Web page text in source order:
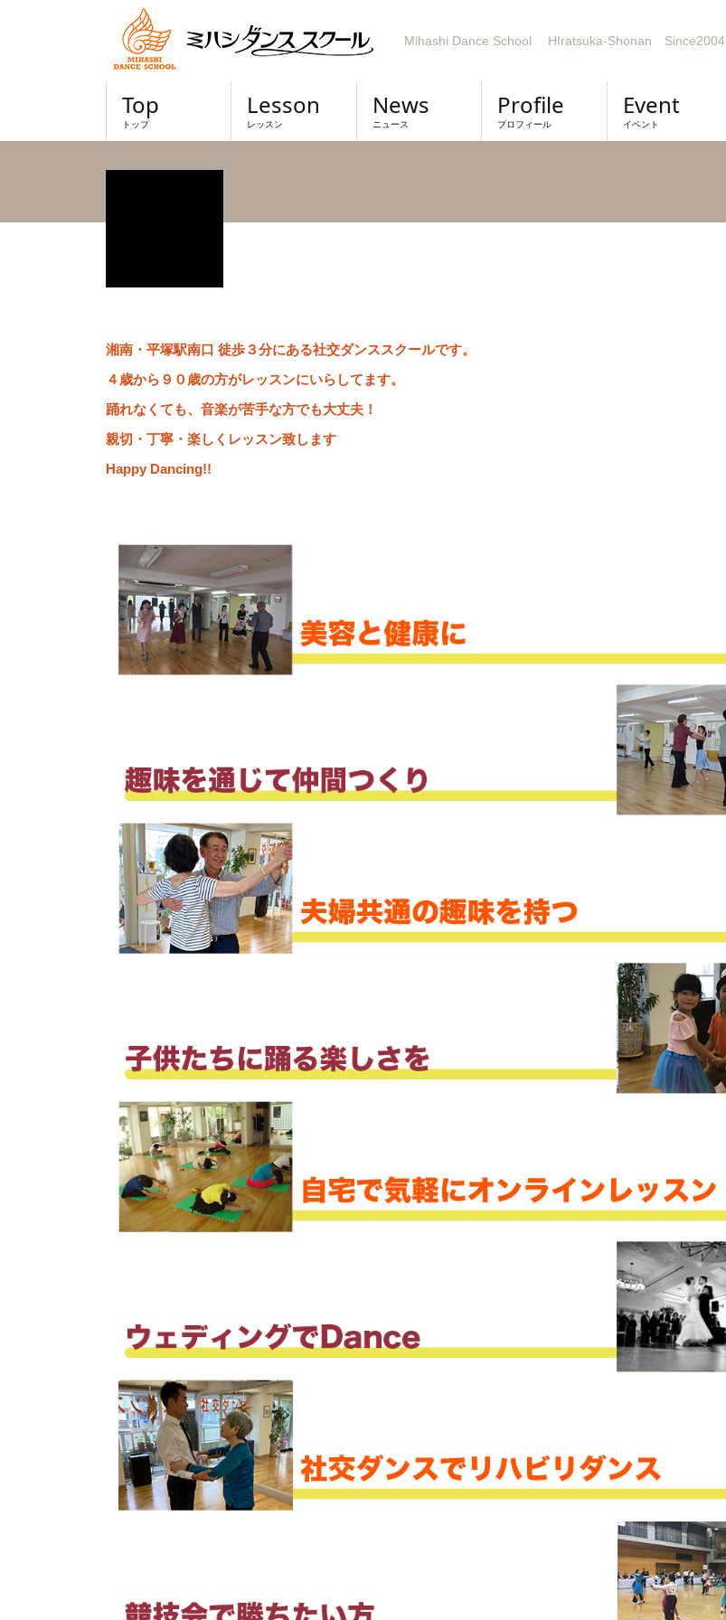
Mihashi Dance School HIratsuka-Shonan Since2004
Top
トップ
Lesson
レッスン
News
ニュース
Profile
プロフィール
Event
イベント
湘南・平塚駅南口 徒歩３分にある社交ダンススクールです。
４歳から９０歳の方がレッスンにいらしてます。
踊れなくても、音楽が苦手な方でも大丈夫！
親切・丁寧・楽しくレッスン致します
Happy Dancing!!